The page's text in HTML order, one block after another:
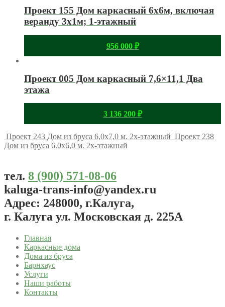
Проект 155 Дом каркасный 6х6м, включая
веранду 3х1м; 1-этажный
956 000 ₽
Проект 005 Дом каркасный 7,6×11,1 Два
этажа
3 136 200 ₽
Проект 243 Дом из бруса 6,0х7,0 м. 2х-этажный Проект 238
Дом из бруса 6.0х6,0 м. 2х-этажный
тел. 8 (900) 571-08-06
kaluga-trans-info@yandex.ru
Адрес: 248000, г.Калуга,
г. Калуга ул. Московская д. 225А
Главная
Каркасные дома
Дома из бруса
Барнхаус
Услуги
Наши работы
Контакты